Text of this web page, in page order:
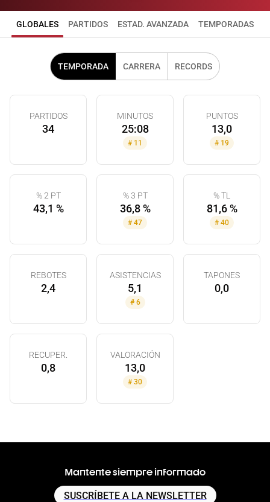
GLOBALES PARTIDOS ESTAD. AVANZADA TEMPORADAS
TEMPORADA CARRERA RECORDS
PARTIDOS
34
MINUTOS
25:08
# 11
PUNTOS
13,0
# 19
% 2 PT
43,1 %
% 3 PT
36,8 %
# 47
% TL
81,6 %
# 40
REBOTES
2,4
ASISTENCIAS
5,1
# 6
TAPONES
0,0
RECUPER.
0,8
VALORACIÓN
13,0
# 30
Mantente siempre informado
SUSCRÍBETE A LA NEWSLETTER